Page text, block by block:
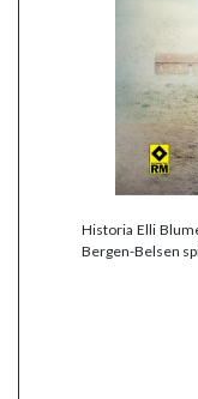
Historia Elli
Bergen-Belsen